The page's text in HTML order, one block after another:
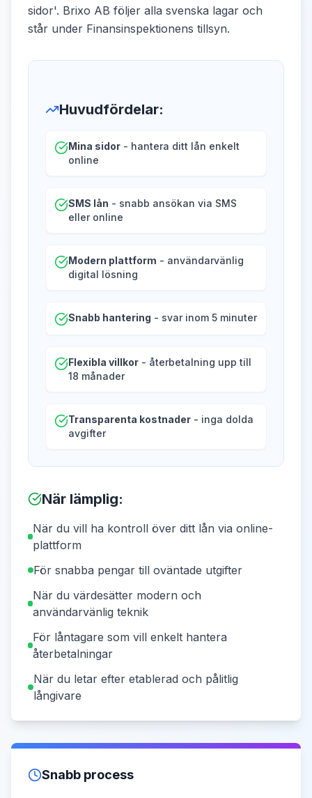
sidor'. Brixo AB följer alla svenska lagar och
står under Finansinspektionens tillsyn.
Huvudfördelar:
Mina sidor - hantera ditt lån enkelt
online
SMS lån - snabb ansökan via SMS
eller online
Modern plattform - användarvänlig
digital lösning
Snabb hantering - svar inom 5 minuter
Flexibla villkor - återbetalning upp till
18 månader
Transparenta kostnader - inga dolda
avgifter
När lämplig:
När du vill ha kontroll över ditt lån via online-
plattform
För snabba pengar till oväntade utgifter
När du värdesätter modern och
användarvänlig teknik
För låntagare som vill enkelt hantera
återbetalningar
När du letar efter etablerad och pålitlig
långivare
Snabb process